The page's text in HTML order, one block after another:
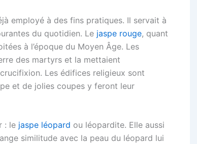
employé à des fins pratiques. Il servait à
du quotidien. Le jaspe rouge, quant
à l’époque du Moyen Âge. Les
des martyrs et la mettaient
Les édifices religieux sont
et de jolies coupes y feront leur
: le jaspe léopard ou léopardite. Elle aussi
similitude avec la peau du léopard lui